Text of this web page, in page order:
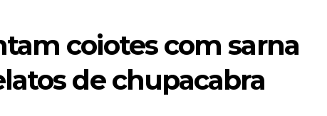
coiotes com sarna
de chupacabra